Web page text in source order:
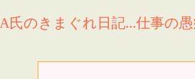
A氏のきまぐれ日記...仕事の